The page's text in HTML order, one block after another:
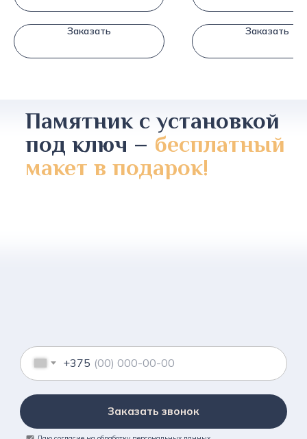
Заказать Заказать
Памятник с установкой
под ключ – бесплатный
макет в подарок!
+375
Заказать звонок